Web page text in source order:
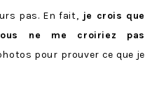
pas. En fait, je crois que
ne me croiriez pas
pour prouver ce que je